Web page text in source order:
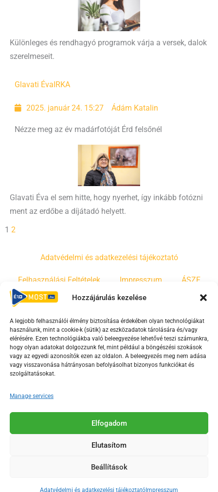
Hozzájárulás kezelése
A legjobb felhasználói élmény biztosítása érdekében olyan technológiákat
használunk, mint a cookie-k (sütik) az eszközadatok tárolására és/vagy
elérésére. Ezen technológiákba való beleegyezése lehetővé teszi számunkra,
hogy olyan adatokat dolgozzunk fel, mint például a böngészési szokások
vagy az egyedi azonosítók ezen az oldalon. A beleegyezés meg nem adása
vagy visszavonása hátrányosan befolyásolhat bizonyos funkciókat és
szolgáltatásokat.
Manage services
Elfogadom
Elutasítom
Beállítások
Adatvédelmi és adatkezelési tájékoztató Impresszum
Különleges és rendhagyó programok várja a versek, dalok
szerelmeseit.
Glavati Éva IRKA
2025. január 24. 15:27 Ádám Katalin
Nézze meg az év madárfotóját Érd felsőnél
Glavati Éva el sem hitte, hogy nyerhet, így inkább fotózni
ment az erdőbe a díjátadó helyett.
1 2
Adatvédelmi és adatkezelési tájékoztató
Felhasználási Feltételek Impresszum ÁSZF
Irányelvek Moderálási szabályzat
F
a
c
e
o
o
-
Y
o
u
t
b
e
s
r
T
i
k
Az Érd Média médiaszolgáltatási tevékenységét a
Médiatanács a Magyar Média Mecenatúra program
2018-2026. © Minden jog fenntartva, Érd Megyei Jogú Város